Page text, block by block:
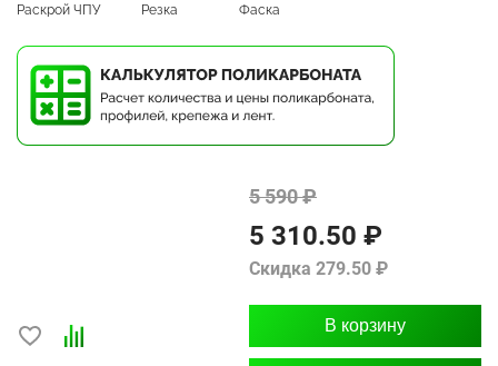
Раскрой ЧПУ Резка Фаска
5 590 ₽
5 310.50 ₽
Скидка 279.50 ₽
В корзину